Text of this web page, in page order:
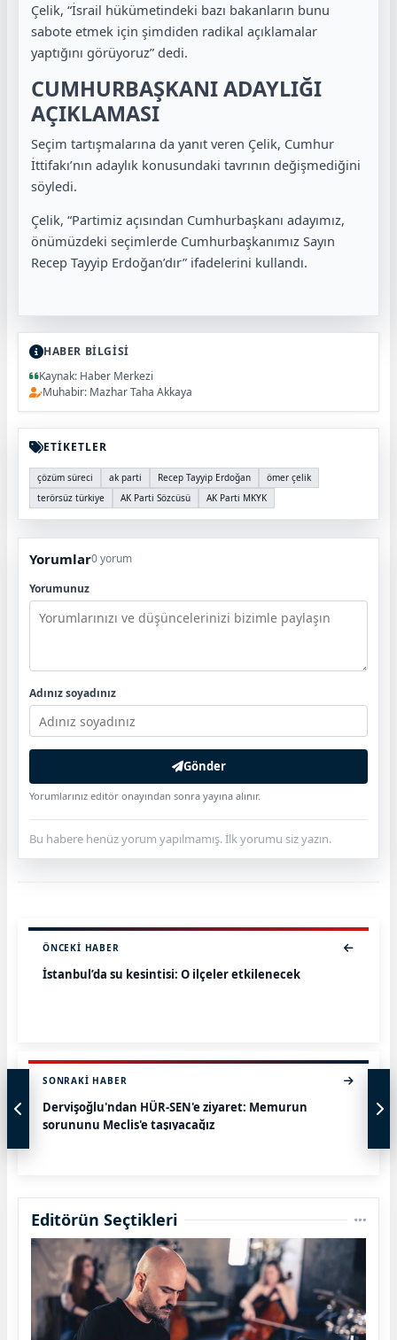
Çelik, “İsrail hükümetindeki bazı bakanların bunu
sabote etmek için şimdiden radikal açıklamalar
yaptığını görüyoruz” dedi.
CUMHURBAŞKANI ADAYLIĞI
AÇIKLAMASI
Seçim tartışmalarına da yanıt veren Çelik, Cumhur
İttifakı’nın adaylık konusundaki tavrının değişmediğini
söyledi.
Çelik, “Partimiz açısından Cumhurbaşkanı adayımız,
önümüzdeki seçimlerde Cumhurbaşkanımız Sayın
Recep Tayyip Erdoğan’dır” ifadelerini kullandı.
HABER BİLGİSİ
Kaynak: Haber Merkezi
Muhabir: Mazhar Taha Akkaya
ETİKETLER
çözüm süreci ak parti Recep Tayyip Erdoğan
ömer çelik
terörsüz türkiye
AK Parti Sözcüsü AK Parti MKYK
Yorumlar0 yorum
Yorumunuz
Adınız soyadınız
Gönder
Yorumlarınız editör onayından sonra yayına alınır.
Bu habere henüz yorum yapılmamış. İlk yorumu siz yazın.
ÖNCEKI HABER
İstanbul’da su kesintisi: O ilçeler etkilenecek
SONRAKI HABER
Dervişoğlu'ndan HÜR-SEN'e ziyaret: Memurun
sorununu Meclis'e taşıyacağız
Editörün Seçtikleri